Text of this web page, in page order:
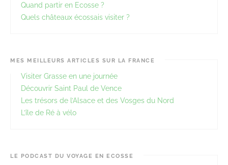
Quand partir en Ecosse ?
Quels châteaux écossais visiter ?
MES MEILLEURS ARTICLES SUR LA FRANCE
Visiter Grasse en une journée
Découvrir Saint Paul de Vence
Les trésors de l’Alsace et des Vosges du Nord
L’île de Ré à vélo
LE PODCAST DU VOYAGE EN ECOSSE